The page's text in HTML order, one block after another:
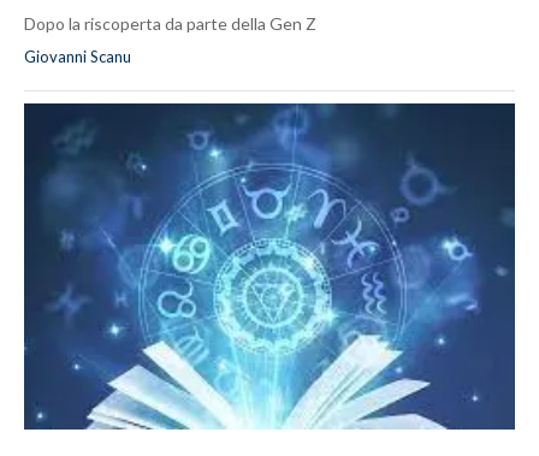
Dopo la riscoperta da parte della Gen Z
Giovanni Scanu